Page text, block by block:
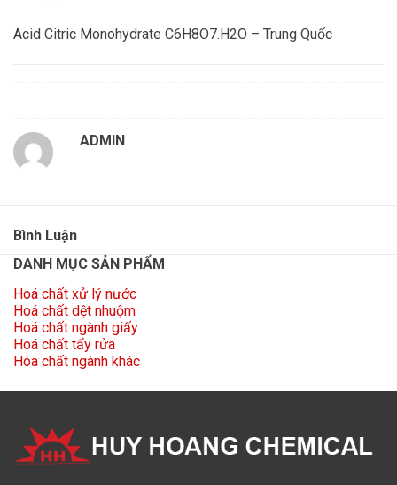
Acid Citric Monohydrate C6H8O7.H2O – Trung Quốc
ADMIN
Bình Luận
DANH MỤC SẢN PHẨM
Hoá chất xử lý nước
Hoá chất dệt nhuộm
Hoá chất ngành giấy
Hoá chất tẩy rửa
Hóa chất ngành khác